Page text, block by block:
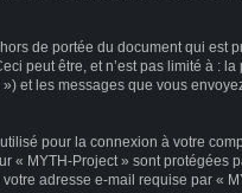
de portée du document qui est
peut être, et n’est pas limité à :
et les messages que vous
pour la connexion à votre
« MYTH-Project » sont protégées
adresse e-mail requise par «